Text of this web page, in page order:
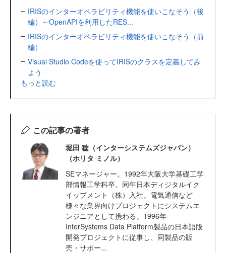
IRISのインターオペラビリティ機能を使いこなそう（後
編）～OpenAPIを利用したRES...
IRISのインターオペラビリティ機能を使いこなそう（前
編）
Visual Studio Codeを使ってIRISのクラスを定義してみ
よう
もっと読む
この記事の著者
堀田 稔（インターシステムズジャパン）
（ホリタ ミノル）
SEマネージャー。1992年大阪大学基礎工学
部情報工学科卒。同年日本ディジタルイク
イップメント（株）入社。電気通信など
様々な業界向けプロジェクトにシステムエ
ンジニアとして携わる。1996年
InterSystems Data Platform製品の日本語版
開発プロジェクトに従事し、同製品の販
売・サポー...